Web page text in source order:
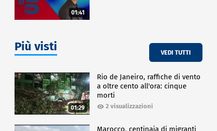
01:41
Più visti VEDI TUTTI
01:29
Rio de Janeiro, raffiche di vento
a oltre cento all'ora: cinque
morti
2 visualizzazioni
Marocco, centinaia di migranti